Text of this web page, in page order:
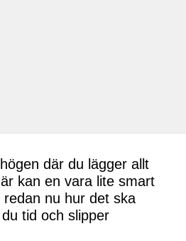
där du lägger allt
kan en vara lite smart
nu hur det ska
tid och slipper